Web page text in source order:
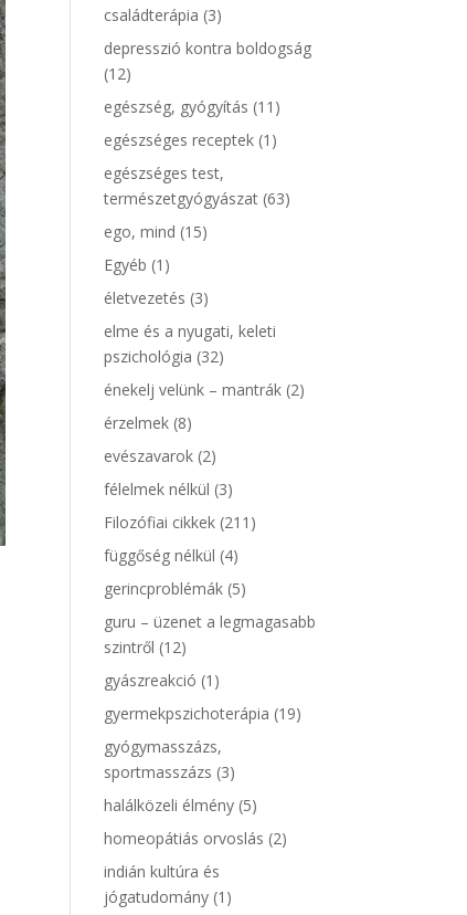
családterápia (3)
depresszió kontra boldogság
(12)
egészség, gyógyítás (11)
egészséges receptek (1)
egészséges test,
természetgyógyászat (63)
ego, mind (15)
Egyéb (1)
életvezetés (3)
elme és a nyugati, keleti
pszichológia (32)
énekelj velünk – mantrák (2)
érzelmek (8)
evészavarok (2)
félelmek nélkül (3)
Filozófiai cikkek (211)
függőség nélkül (4)
gerincproblémák (5)
guru – üzenet a legmagasabb
szintről (12)
gyászreakció (1)
gyermekpszichoterápia (19)
gyógymasszázs,
sportmasszázs (3)
halálközeli élmény (5)
homeopátiás orvoslás (2)
indián kultúra és
jógatudomány (1)